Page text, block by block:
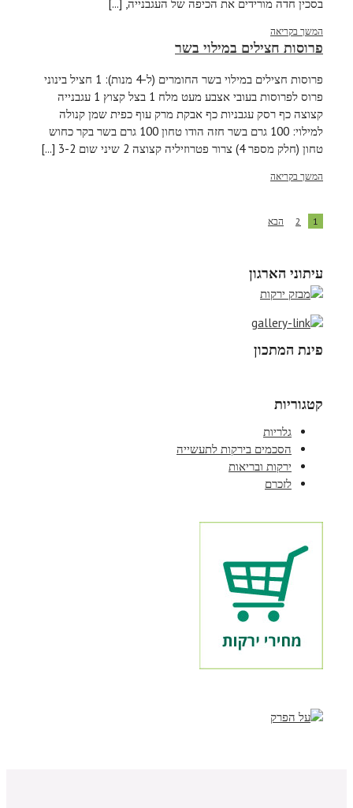
בסכין חדה מורידים את הכיפה של העגבנייה, [...]
המשך בקריאה
פרוסות חצילים במילוי בשר
פרוסות חצילים במילוי בשר החומרים (ל-4 מנות): 1 חציל בינוני
פרוס לפרוסות בעובי אצבע מעט מלח 1 בצל קצוץ 1 עגבנייה
קצוצה כף רסק עגבניות כף אבקת מרק עוף כפית שמן קנולה
למילוי: 100 גרם בשר חזה הודו טחון 100 גרם בשר בקר כחוש
טחון (חלק מספר 4) צרור פטרוזיליה קצוצה 2 שיני שום 3-2 [...]
המשך בקריאה
1
2 הבא
עיתוני הארגון
פינת המתכון
קטגוריות
גלריות
הסכמים בירקות לתעשייה
ירקות ובריאות
לזכרם